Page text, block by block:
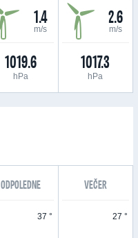
1.4
m/s
1019.6
hPa
2.6
m/s
1017.3
hPa
ODPOLEDNE VEČER
37 ° 27 °